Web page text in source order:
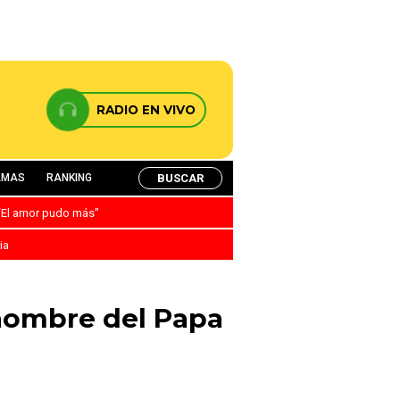
RADIO EN VIVO
RANKING BUSCAR
amor pudo más”
del Papa